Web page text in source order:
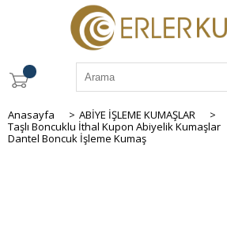
Anasayfa > ABİYE İŞLEME KUMAŞLAR
>
Taşlı Boncuklu İthal Kupon Abiyelik Kumaşlar
Dantel Boncuk İşleme Kumaş